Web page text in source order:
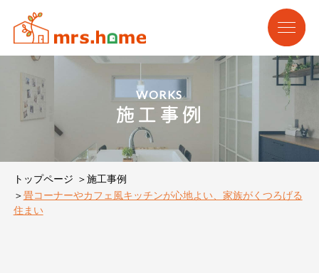
WORKS
施工事例
トップページ
施工事例
畳コーナーやカフェ風キッチンが心地よい、家族がくつろげる
住まい